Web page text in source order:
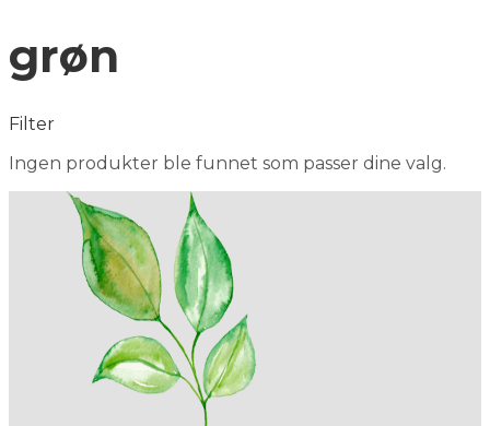
grøn
Filter
Ingen produkter ble funnet som passer dine valg.